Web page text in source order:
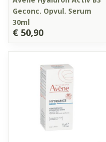
Geconc. Opvul. Serum
30ml
€ 50,90